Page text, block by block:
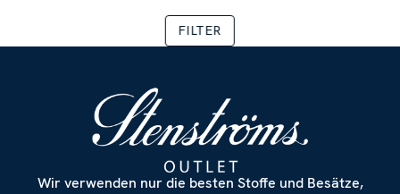
FILTER
Wir verwenden nur die besten Stoffe und Besätze,